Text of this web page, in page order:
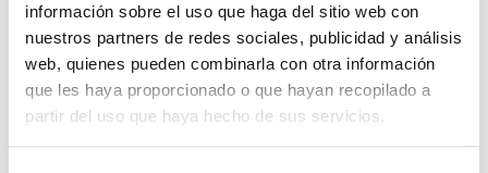
información sobre el uso que haga del sitio web con
nuestros partners de redes sociales, publicidad y análisis
web, quienes pueden combinarla con otra información
que les haya proporcionado o que hayan recopilado a
partir del uso que haya hecho de sus servicios.
Envío gratis +60€
Pago seguro
Entrega 24/72h